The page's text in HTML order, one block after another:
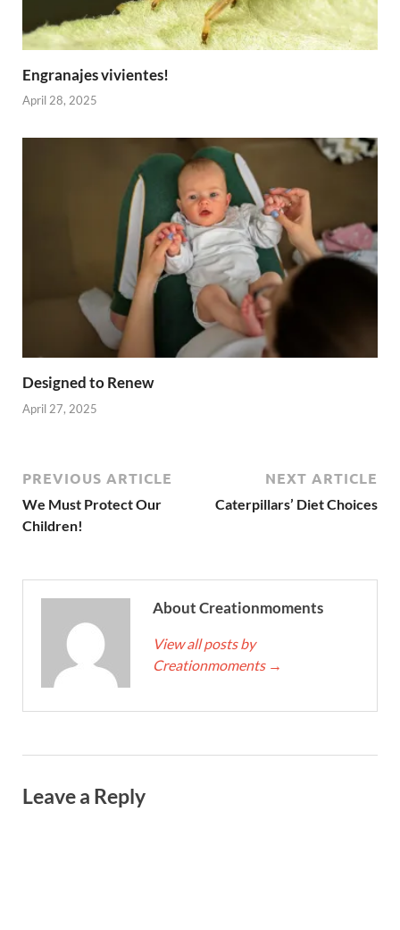
Engranajes vivientes!
April 28, 2025
Designed to Renew
April 27, 2025
PREVIOUS ARTICLE
We Must Protect Our
Children!
NEXT ARTICLE
Caterpillars’ Diet Choices
About Creationmoments
View all posts by
Creationmoments →
Leave a Reply